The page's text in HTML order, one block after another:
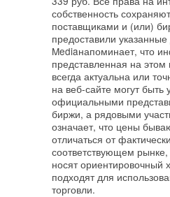
собственность
поставщиками и (или)
предоставили
Mediaнапоминает, что
представленная на этом
всегда актуальна или
на веб-сайте могут быть
официальными
биржи, а рядовыми
означает, что цены
отличаться от
соответствующем
носят ориентировочный
подходят для
торговли.